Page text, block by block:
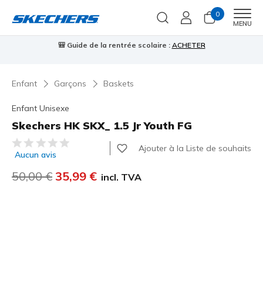
0
MENU
🎒 Guide de la rentrée scolaire : ACHETER
Enfant Garçons Baskets
Enfant Unisexe
Skechers HK SKX_ 1.5 Jr Youth FG
Évaluation client 3,3 sur 5
Aucun avis
Ajouter à la Liste de souhaits
Prix réduit de
50,00 € à
35,99 € incl. TVA